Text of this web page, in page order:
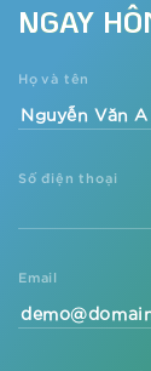
NGAY
Họ và tên
Số điện thoại
Email